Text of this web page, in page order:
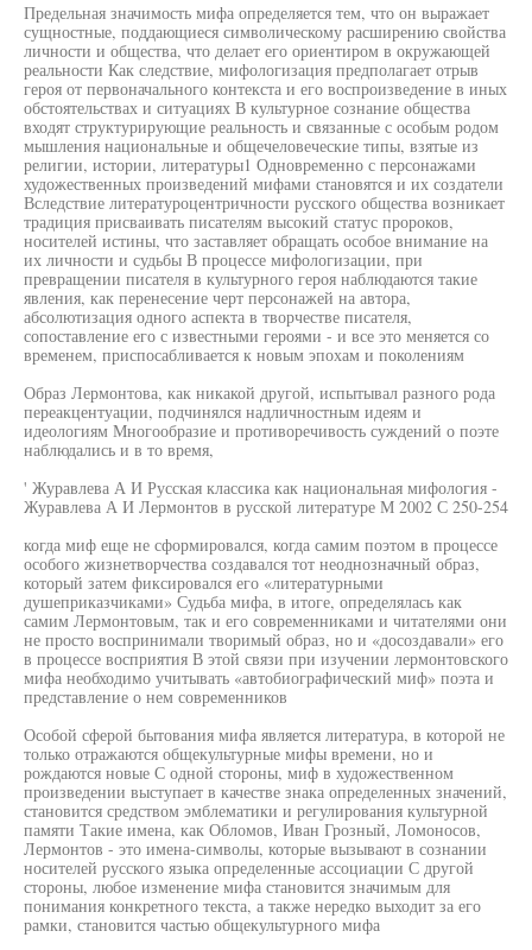
Предельная значимость мифа определяется тем, что он выражает
сущностные, поддающиеся символическому расширению свойства
личности и общества, что делает его ориентиром в окружающей
реальности Как следствие, мифологизация предполагает отрыв
героя от первоначального контекста и его воспроизведение в иных
обстоятельствах и ситуациях В культурное сознание общества
входят структурирующие реальность и связанные с особым родом
мышления национальные и общечеловеческие типы, взятые из
религии, истории, литературы1 Одновременно с персонажами
художественных произведений мифами становятся и их создатели
Вследствие литературоцентричности русского общества возникает
традиция присваивать писателям высокий статус пророков,
носителей истины, что заставляет обращать особое внимание на
их личности и судьбы В процессе мифологизации, при
превращении писателя в культурного героя наблюдаются такие
явления, как перенесение черт персонажей на автора,
абсолютизация одного аспекта в творчестве писателя,
сопоставление его с известными героями - и все это меняется со
временем, приспосабливается к новым эпохам и поколениям
Образ Лермонтова, как никакой другой, испытывал разного рода
переакцентуации, подчинялся надличностным идеям и
идеологиям Многообразие и противоречивость суждений о поэте
наблюдались и в то время,
' Журавлева А И Русская классика как национальная мифология -
Журавлева А И Лермонтов в русской литературе М 2002 С 250-254
когда миф еще не сформировался, когда самим поэтом в процессе
особого жизнетворчества создавался тот неоднозначный образ,
который затем фиксировался его «литературными
душеприказчиками» Судьба мифа, в итоге, определялась как
самим Лермонтовым, так и его современниками и читателями они
не просто воспринимали творимый образ, но и «досоздавали» его
в процессе восприятия В этой связи при изучении лермонтовского
мифа необходимо учитывать «автобиографический миф» поэта и
представление о нем современников
Особой сферой бытования мифа является литература, в которой не
только отражаются общекультурные мифы времени, но и
рождаются новые С одной стороны, миф в художественном
произведении выступает в качестве знака определенных значений,
становится средством эмблематики и регулирования культурной
памяти Такие имена, как Обломов, Иван Грозный, Ломоносов,
Лермонтов - это имена-символы, которые вызывают в сознании
носителей русского языка определенные ассоциации С другой
стороны, любое изменение мифа становится значимым для
понимания конкретного текста, а также нередко выходит за его
рамки, становится частью общекультурного мифа